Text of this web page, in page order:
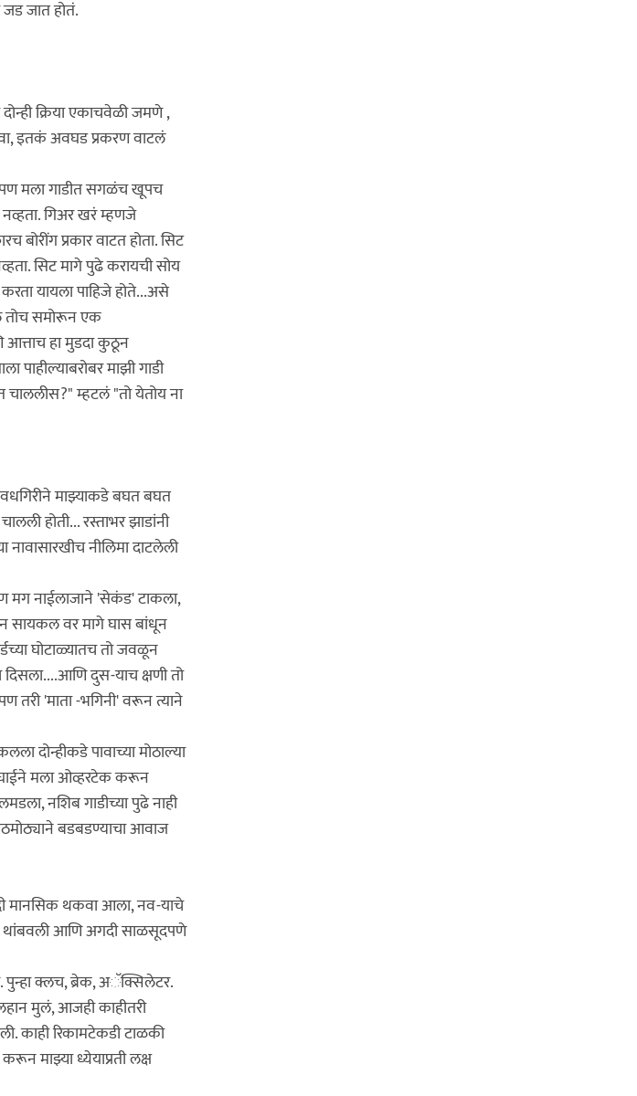
जात होतं.
क्रिया एकाचवेळी जमणे ,
इतकं अवघड प्रकरण वाटलं
पण मला गाडीत सगळंच खूपच
गिअर खरं म्हणजे
प्रकार वाटत होता. सिट
सिट मागे पुढे करायची सोय
यायला पाहिजे होते...असे
तोच समोरून एक
आत्ताच हा मुडदा कुठून
पाहील्याबरोबर माझी गाडी
चाललीस?" म्हटलं "तो येतोय ना
माझ्याकडे बघत बघत
होती... रस्ताभर झाडांनी
नीलिमा दाटलेली
मग नाईलाजाने 'सेकंड' टाकला,
सायकल वर मागे घास बांधून
घोटाळ्यातच तो जवळून
दुस-याच क्षणी तो
तरी 'माता -भगिनी' वरून त्याने
दोन्हीकडे पावाच्या मोठाल्या
मला ओव्हरटेक करून
नशिब गाडीच्या पुढे नाही
बडबडण्याचा आवाज
मानसिक थकवा आला, नव-याचे
आणि अगदी साळसूदपणे
पुन्हा क्लच, ब्रेक, अॅक्सिलेटर.
मुलं, आजही काहीतरी
काही रिकामटेकडी टाळकी
माझ्या ध्येयाप्रती लक्ष